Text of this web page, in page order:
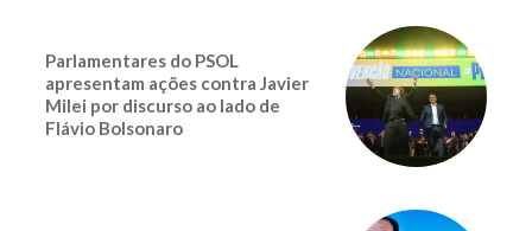
Parlamentares do PSOL
apresentam ações contra Javier
Milei por discurso ao lado de
Flávio Bolsonaro